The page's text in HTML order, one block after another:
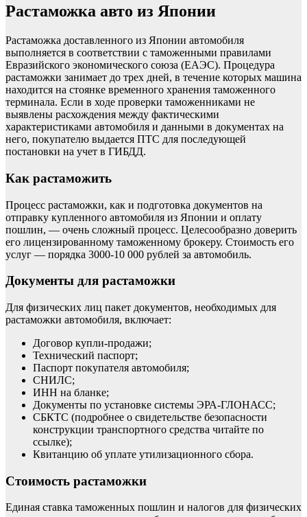
Растаможка авто из Японии
Растаможка доставленного из Японии автомобиля
выполняется в соответствии с таможенными правилами
Евразийского экономического союза (ЕАЭС). Процедура
растаможки занимает до трех дней, в течение которых машина
находится на стоянке временного хранения таможенного
терминала. Если в ходе проверки таможенниками не
выявлены расхождения между фактическими
характеристиками автомобиля и данными в документах на
него, покупателю выдается ПТС для последующей
постановки на учет в ГИБДД.
Как растаможить
Процесс растаможки, как и подготовка документов на
отправку купленного автомобиля из Японии и оплату
пошлин, — очень сложный процесс. Целесообразно доверить
его лицензированному таможенному брокеру. Стоимость его
услуг — порядка 3000-10 000 рублей за автомобиль.
Документы для растаможки
Для физических лиц пакет документов, необходимых для
растаможки автомобиля, включает:
Договор купли-продажи;
Технический паспорт;
Паспорт покупателя автомобиля;
СНИЛС;
ИНН на бланке;
Документы по установке системы ЭРА-ГЛОНАСС;
СБКТС (подробнее о свидетельстве безопасности
конструкции транспортного средства читайте по
ссылке);
Квитанцию об уплате утилизационного сбора.
Стоимость растаможки
Единая ставка таможенных пошлин и налогов для физических